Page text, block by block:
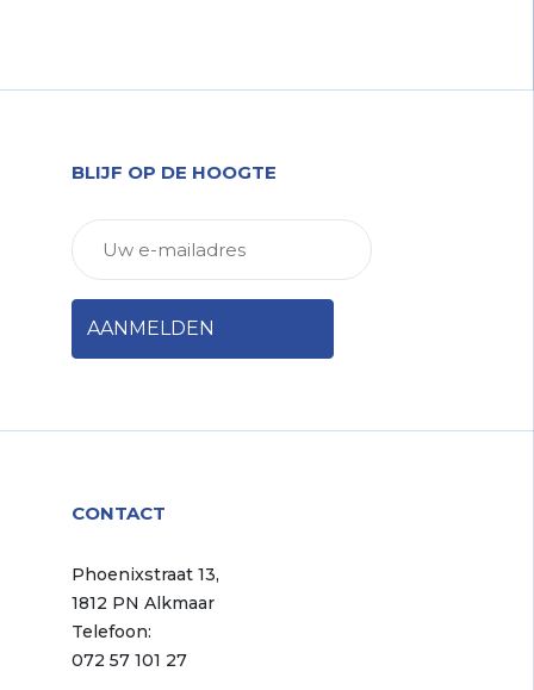
BLIJF OP DE HOOGTE
CONTACT
Phoenixstraat 13,
1812 PN Alkmaar
Telefoon:
072 57 101 27